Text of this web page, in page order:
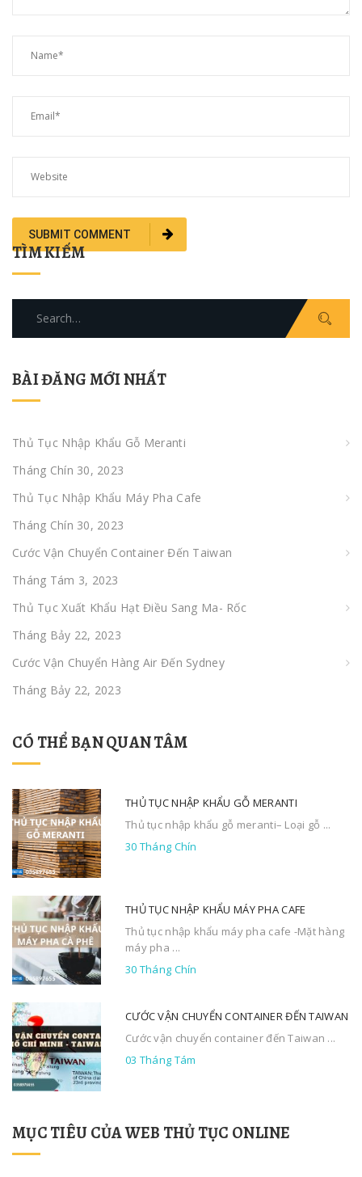
TÌM KIẾM
BÀI ĐĂNG MỚI NHẤT
Thủ Tục Nhập Khẩu Gỗ Meranti
Tháng Chín 30, 2023
Thủ Tục Nhập Khẩu Máy Pha Cafe
Tháng Chín 30, 2023
Cước Vận Chuyển Container Đến Taiwan
Tháng Tám 3, 2023
Thủ Tục Xuất Khẩu Hạt Điều Sang Ma- Rốc
Tháng Bảy 22, 2023
Cước Vận Chuyển Hàng Air Đến Sydney
Tháng Bảy 22, 2023
CÓ THỂ BẠN QUAN TÂM
THỦ TỤC NHẬP KHẨU GỖ MERANTI
Thủ tục nhập khẩu gỗ meranti– Loại gỗ ...
30 Tháng Chín
THỦ TỤC NHẬP KHẨU MÁY PHA CAFE
Thủ tục nhập khẩu máy pha cafe -Mặt hàng
máy pha ...
30 Tháng Chín
CƯỚC VẬN CHUYỂN CONTAINER ĐẾN TAIWAN
Cước vận chuyển container đến Taiwan ...
03 Tháng Tám
MỤC TIÊU CỦA WEB THỦ TỤC ONLINE